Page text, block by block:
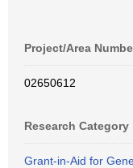
Project/Area
02650612
Research Category
Grant-in-Aid for